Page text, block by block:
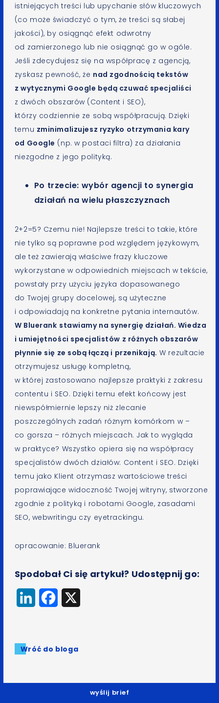
wyślij brief
istniejących treści lub upychanie słów kluczowych
(co może świadczyć o tym, że treści są słabej
jakości), by osiągnąć efekt odwrotny
od zamierzonego lub nie osiągnąć go w ogóle.
Jeśli zdecydujesz się na współpracę z agencją,
zyskasz pewność, że nad zgodnością tekstów
z wytycznymi Google będą czuwać specjaliści
z dwóch obszarów (Content i SEO),
którzy codziennie ze sobą współpracują. Dzięki
temu zminimalizujesz ryzyko otrzymania kary
od Google (np. w postaci filtra) za działania
niezgodne z jego polityką.
Po trzecie: wybór agencji to synergia
działań na wielu płaszczyznach
2+2=5? Czemu nie! Najlepsze treści to takie, które
nie tylko są poprawne pod względem językowym,
ale też zawierają właściwe frazy kluczowe
wykorzystane w odpowiednich miejscach w tekście,
powstały przy użyciu języka dopasowanego
do Twojej grupy docelowej, są użyteczne
i odpowiadają na konkretne pytania internautów.
W Bluerank stawiamy na synergię działań. Wiedza
i umiejętności specjalistów z różnych obszarów
płynnie się ze sobą łączą i przenikają. W rezultacie
otrzymujesz usługę kompletną,
w której zastosowano najlepsze praktyki z zakresu
contentu i SEO. Dzięki temu efekt końcowy jest
niewspółmiernie lepszy niż zlecanie
poszczególnych zadań różnym komórkom w –
co gorsza – różnych miejscach. Jak to wygląda
w praktyce? Wszystko opiera się na współpracy
specjalistów dwóch działów: Content i SEO. Dzięki
temu jako Klient otrzymasz wartościowe treści
poprawiające widoczność Twojej witryny, stworzone
zgodnie z polityką i robotami Google, zasadami
SEO, webwritingu czy eyetrackingu.
opracowanie: Bluerank
Spodobał Ci się artykuł? Udostępnij go:
LinkedInFacebook
Wróć do bloga